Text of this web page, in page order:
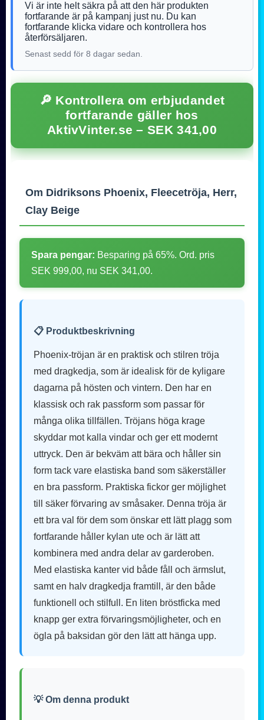
Vi är inte helt säkra på att den här produkten
fortfarande är på kampanj just nu. Du kan
fortfarande klicka vidare och kontrollera hos
återförsäljaren.
Senast sedd för 8 dagar sedan.
🔎 Kontrollera om erbjudandet
fortfarande gäller hos
AktivVinter.se – SEK 341,00
Om Didriksons Phoenix, Fleecetröja, Herr,
Clay Beige
Spara pengar: Besparing på 65%. Ord. pris
SEK 999,00, nu SEK 341,00.
📋 Produktbeskrivning
Phoenix-tröjan är en praktisk och stilren tröja
med dragkedja, som är idealisk för de kyligare
dagarna på hösten och vintern. Den har en
klassisk och rak passform som passar för
många olika tillfällen. Tröjans höga krage
skyddar mot kalla vindar och ger ett modernt
uttryck. Den är bekväm att bära och håller sin
form tack vare elastiska band som säkerställer
en bra passform. Praktiska fickor ger möjlighet
till säker förvaring av småsaker. Denna tröja är
ett bra val för dem som önskar ett lätt plagg som
fortfarande håller kylan ute och är lätt att
kombinera med andra delar av garderoben.
Med elastiska kanter vid både fåll och ärmslut,
samt en halv dragkedja framtill, är den både
funktionell och stilfull. En liten bröstficka med
knapp ger extra förvaringsmöjligheter, och en
ögla på baksidan gör den lätt att hänga upp.
💡 Om denna produkt